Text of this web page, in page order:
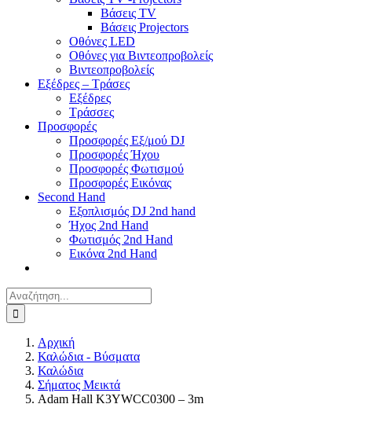
Βάσεις TV
Βάσεις Projectors
Οθόνες LED
Οθόνες για Βιντεοπροβολείς
Βιντεοπροβολείς
Εξέδρες – Τράσες
Εξέδρες
Τράσσες
Προσφορές
Προσφορές Εξ/μού DJ
Προσφορές Ήχου
Προσφορές Φωτισμού
Προσφορές Εικόνας
Second Hand
Εξοπλισμός DJ 2nd hand
Ήχος 2nd Hand
Φωτισμός 2nd Hand
Εικόνα 2nd Hand
Αναζήτηση
για:
Αρχική
Καλώδια - Βύσματα
Καλώδια
Σήματος Μεικτά
Adam Hall K3YWCC0300 – 3m